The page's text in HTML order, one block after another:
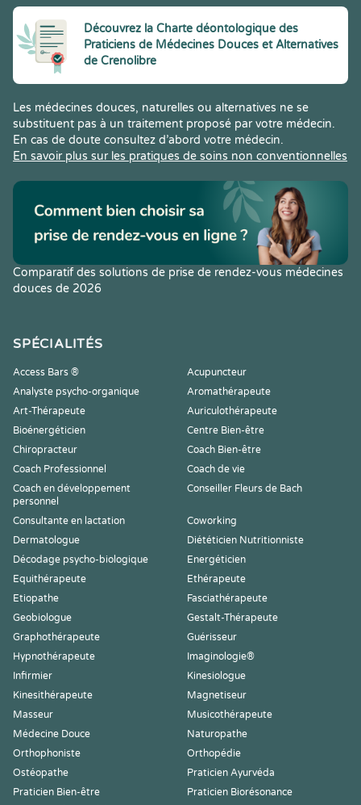
Découvrez la Charte déontologique des
Praticiens de Médecines Douces et Alternatives
de Crenolibre
Les médecines douces, naturelles ou alternatives ne se
substituent pas à un traitement proposé par votre médecin.
En cas de doute consultez d’abord votre médecin.
En savoir plus sur les pratiques de soins non conventionnelles
Comparatif des solutions de prise de rendez-vous médecines
douces de 2026
SPÉCIALITÉS
Access Bars ®
Acupuncteur
Analyste psycho-organique
Aromathérapeute
Art-Thérapeute
Auriculothérapeute
Bioénergéticien
Centre Bien-être
Chiropracteur
Coach Bien-être
Coach Professionnel
Coach de vie
Coach en développement
personnel
Conseiller Fleurs de Bach
Consultante en lactation
Coworking
Dermatologue
Diététicien Nutritionniste
Décodage psycho-biologique
Energéticien
Equithérapeute
Ethérapeute
Etiopathe
Fasciathérapeute
Geobiologue
Gestalt-Thérapeute
Graphothérapeute
Guérisseur
Hypnothérapeute
Imaginologie®
Infirmier
Kinesiologue
Kinesithérapeute
Magnetiseur
Masseur
Musicothérapeute
Médecine Douce
Naturopathe
Orthophoniste
Orthopédie
Ostéopathe
Praticien Ayurvéda
Praticien Bien-être
Praticien Biorésonance